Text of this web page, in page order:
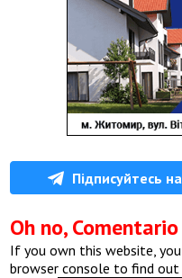
Підписуйтесь
Oh no,
If you own this website,
browser console to find out